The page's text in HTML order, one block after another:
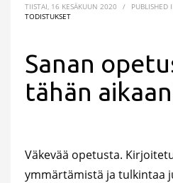
TIISTAI, 16 KESÄKUUN 2020 / PUBLISHED
TODISTUKSET
Sanan
tähän
Väkevää opetusta.
ymmärtämistä ja tulkintaa